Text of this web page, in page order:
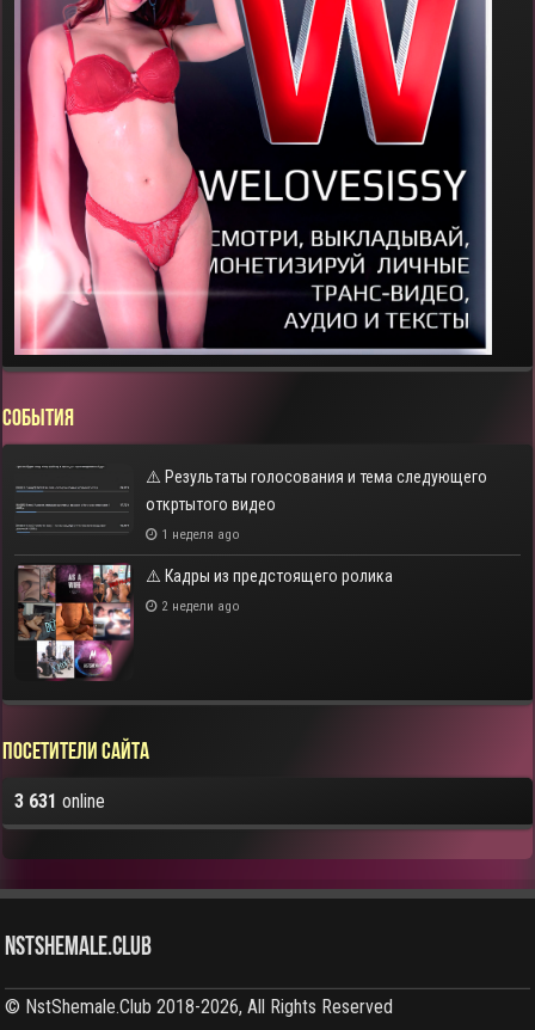
СОБЫТИЯ
⚠️ Результаты голосования и тема следующего
откртытого видео
1 неделя ago
⚠️ Кадры из предстоящего ролика
2 недели ago
Посетители сайта
3 631 online
NstShemale.Club
© NstShemale.Club 2018-2026, All Rights Reserved